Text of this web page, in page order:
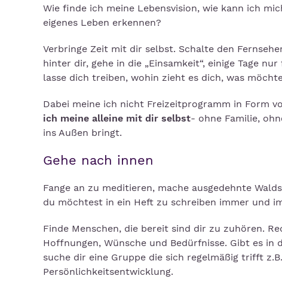
Wie finde ich meine Lebensvision, wie kann ich
eigenes Leben erkennen?
Verbringe Zeit mit dir selbst. Schalte den
hinter dir, gehe in die „Einsamkeit“, einige Tage
lasse dich treiben, wohin zieht es dich, was
Dabei meine ich nicht Freizeitprogramm in Form
ich meine alleine mit dir selbst- ohne Familie,
ins Außen bringt.
Gehe nach innen
Fange an zu meditieren, mache ausgedehnte
du möchtest in ein Heft zu schreiben immer und
Finde Menschen, die bereit sind dir zu zuhören.
Hoffnungen, Wünsche und Bedürfnisse. Gibt es
suche dir eine Gruppe die sich regelmäßig trifft
Persönlichkeitsentwicklung.